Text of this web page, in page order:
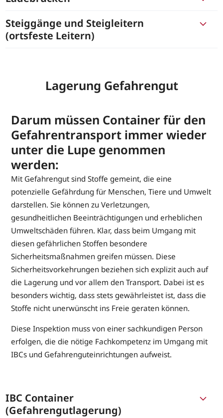
Steiggänge und Steigleitern
(ortsfeste Leitern)
Lagerung Gefahrengut
Darum müssen Container für den
Gefahrentransport immer wieder
unter die Lupe genommen
werden:
Mit Gefahrengut sind Stoffe gemeint, die eine
potenzielle Gefährdung für Menschen, Tiere und Umwelt
darstellen. Sie können zu Verletzungen,
gesundheitlichen Beeinträchtigungen und erheblichen
Umweltschäden führen. Klar, dass beim Umgang mit
diesen gefährlichen Stoffen besondere
Sicherheitsmaßnahmen greifen müssen. Diese
Sicherheitsvorkehrungen beziehen sich explizit auch auf
die Lagerung und vor allem den Transport. Dabei ist es
besonders wichtig, dass stets gewährleistet ist, dass die
Stoffe nicht unerwünscht ins Freie geraten können.
Diese Inspektion muss von einer sachkundigen Person
erfolgen, die die nötige Fachkompetenz im Umgang mit
IBCs und Gefahrenguteinrichtungen aufweist.
IBC Container
(Gefahrengutlagerung)